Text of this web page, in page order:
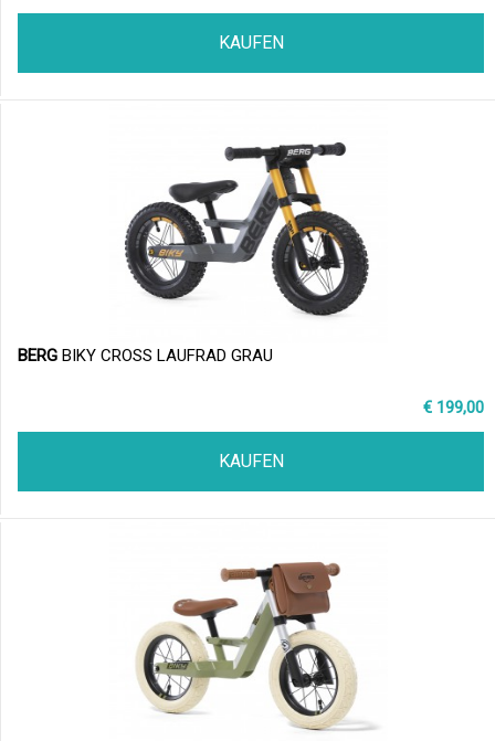
KAUFEN
BERG BIKY CROSS LAUFRAD GRAU
€ 199,00
KAUFEN